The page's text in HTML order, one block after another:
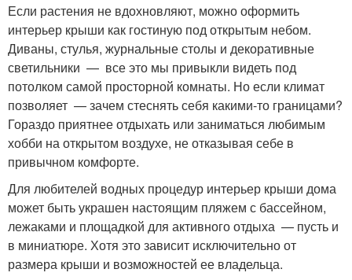
Если растения не вдохновляют, можно оформить
интерьер крыши как гостиную под открытым небом.
Диваны, стулья, журнальные столы и декоративные
светильники — все это мы привыкли видеть под
потолком самой просторной комнаты. Но если климат
позволяет — зачем стеснять себя какими-то границами?
Гораздо приятнее отдыхать или заниматься любимым
хобби на открытом воздухе, не отказывая себе в
привычном комфорте.
Для любителей водных процедур интерьер крыши дома
может быть украшен настоящим пляжем с бассейном,
лежаками и площадкой для активного отдыха — пусть и
в миниатюре. Хотя это зависит исключительно от
размера крыши и возможностей ее владельца.